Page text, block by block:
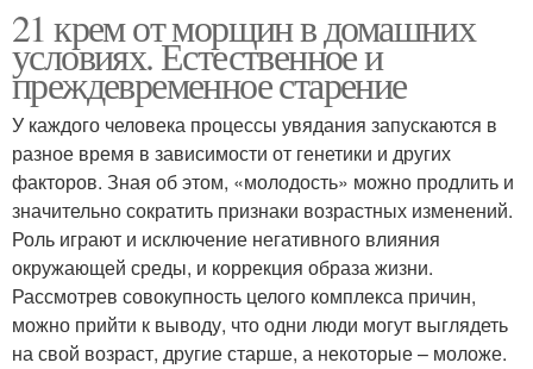
21 крем от морщин в домашних
условиях. Естественное и
преждевременное старение
У каждого человека процессы увядания запускаются в
разное время в зависимости от генетики и других
факторов. Зная об этом, «молодость» можно продлить и
значительно сократить признаки возрастных изменений.
Роль играют и исключение негативного влияния
окружающей среды, и коррекция образа жизни.
Рассмотрев совокупность целого комплекса причин,
можно прийти к выводу, что одни люди могут выглядеть
на свой возраст, другие старше, а некоторые – моложе.